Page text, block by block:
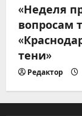
«Неделя
вопросам
тени»
Редактор